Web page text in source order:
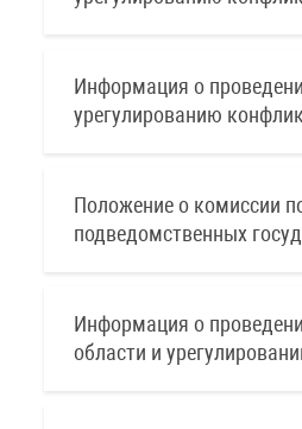
Информация о
урегулированию
Положение о комиссии
подведомственных
Информация о
области и